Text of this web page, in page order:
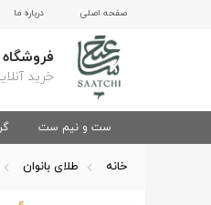
صفحه اصلی درباره ما
خرید
ست و نیم ست
خانه طلای بانوان